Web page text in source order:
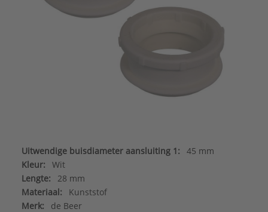
Uitwendige buisdiameter aansluiting 1:
45 mm
Kleur:
Wit
Lengte:
28 mm
Materiaal:
Kunststof
Merk:
de Beer